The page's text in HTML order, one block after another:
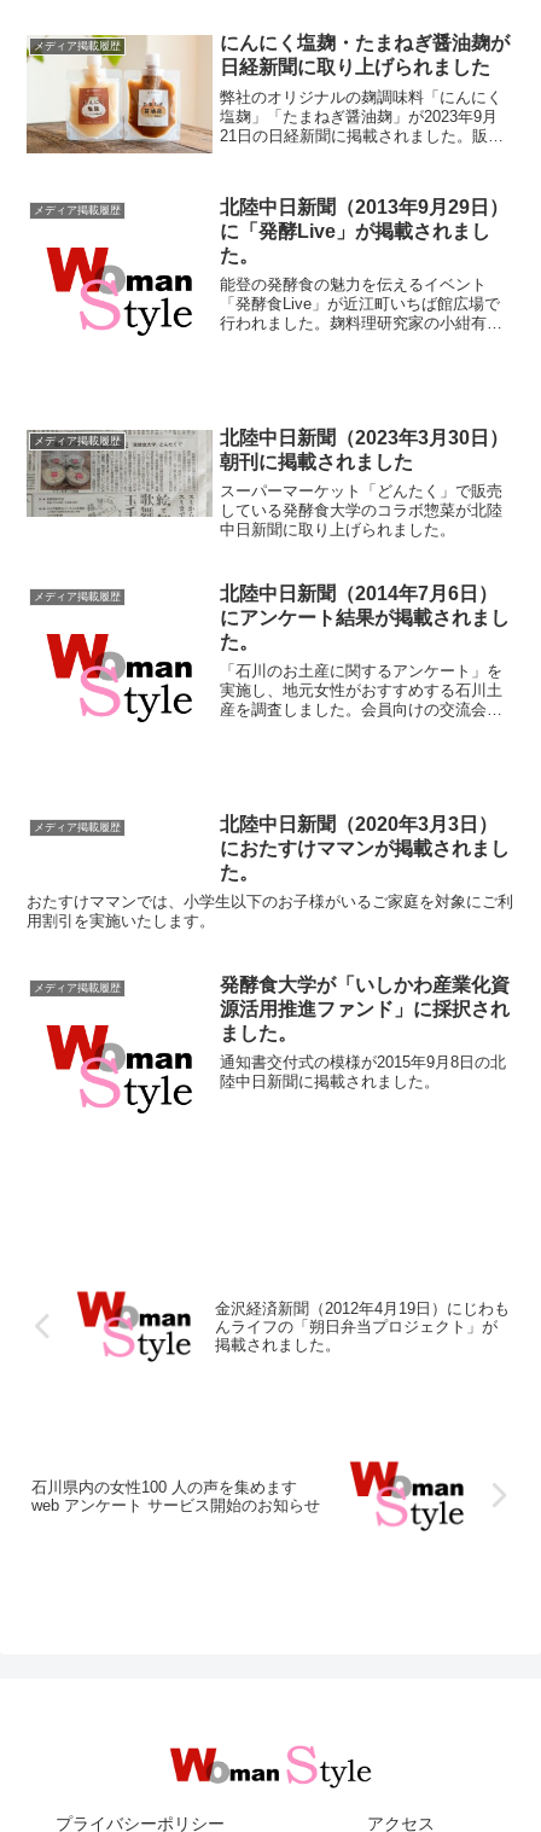
メディア掲載履歴
にんにく塩麹・たまねぎ醤油麹が
日経新聞に取り上げられました
弊社のオリジナルの麹調味料「にんにく
塩麹」「たまねぎ醤油麹」が2023年9月
21日の日経新聞に掲載されました。販売
メディア掲載履歴
北陸中日新聞（2013年9月29日）
に「発酵Live」が掲載されまし
た。
能登の発酵食の魅力を伝えるイベント
「発酵食Live」が近江町いちば館広場で
行われました。麹料理研究家の小紺有花
メディア掲載履歴
北陸中日新聞（2023年3月30日）
朝刊に掲載されました
スーパーマーケット「どんたく」で販売
している発酵食大学のコラボ惣菜が北陸
中日新聞に取り上げられました。
メディア掲載履歴
北陸中日新聞（2014年7月6日）
にアンケート結果が掲載されまし
た。
「石川のお土産に関するアンケート」を
実施し、地元女性がおすすめする石川土
産を調査しました。会員向けの交流会が
メディア掲載履歴
北陸中日新聞（2020年3月3日）
におたすけママンが掲載されまし
た。
おたすけママンでは、小学生以下のお子様がいるご家庭を対象にご利
用割引を実施いたします。
メディア掲載履歴
発酵食大学が「いしかわ産業化資
源活用推進ファンド」に採択され
ました。
通知書交付式の模様が2015年9月8日の北
陸中日新聞に掲載されました。
金沢経済新聞（2012年4月19日）にじわも
んライフの「朔日弁当プロジェクト」が
掲載されました。
石川県内の女性100 人の声を集めます
web アンケート サービス開始のお知らせ
プライバシーポリシー アクセス